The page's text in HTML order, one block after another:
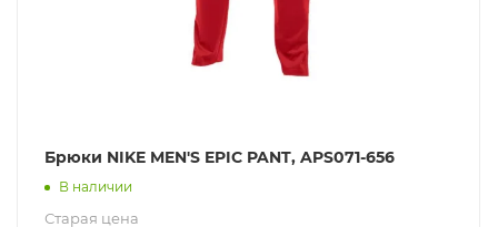
Брюки NIKE MEN'S EPIC PANT, APS071-656
В наличии
Старая цена